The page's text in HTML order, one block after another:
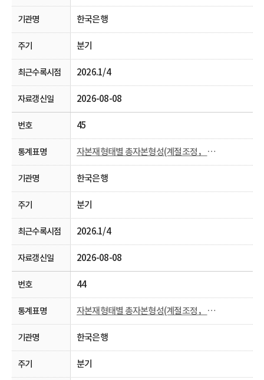
한국은행
분기
2026.1/4
2026-08-08
45
자본재형태별 총자본형성(계절조정， 명목， 분기)
한국은행
분기
2026.1/4
2026-08-08
44
자본재형태별 총자본형성(계절조정， 실질， 분기)
한국은행
분기